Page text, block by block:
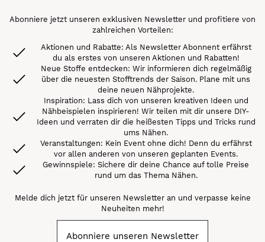
Abonniere jetzt unseren exklusiven Newsletter und profitiere von
zahlreichen Vorteilen:
Aktionen und Rabatte: Als Newsletter Abonnent erfährst
du als erstes von unseren Aktionen und Rabatten!
Neue Stoffe entdecken: Wir informieren dich regelmäßig
über die neuesten Stofftrends der Saison. Plane mit uns
deine neuen Nähprojekte.
Inspiration: Lass dich von unseren kreativen Ideen und
Nähbeispielen inspirieren! Wir teilen mit dir unsere DIY-
Ideen und verraten dir die heißesten Tipps und Tricks rund
ums Nähen.
Veranstaltungen: Kein Event ohne dich! Denn du erfährst
vor allen anderen von unseren geplanten Events.
Gewinnspiele: Sichere dir deine Chance auf tolle Preise
rund um das Thema Nähen.
Melde dich jetzt für unseren Newsletter an und verpasse keine
Neuheiten mehr!
Abonniere unseren Newsletter